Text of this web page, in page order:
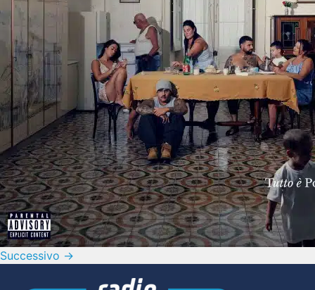
Successivo →